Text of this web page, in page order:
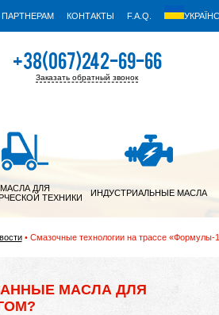
ПАРТНЕРАМ КОНТАКТЫ F.A.Q.
+38(067)242-69-66
Заказать обратный звонок
МАСЛА ДЛЯ
ТЕХНИКИ
ИНДУСТРИАЛЬНЫЕ МАСЛА
Смазочные технологии на трассе «Формулы-
МАСЛА ДЛЯ